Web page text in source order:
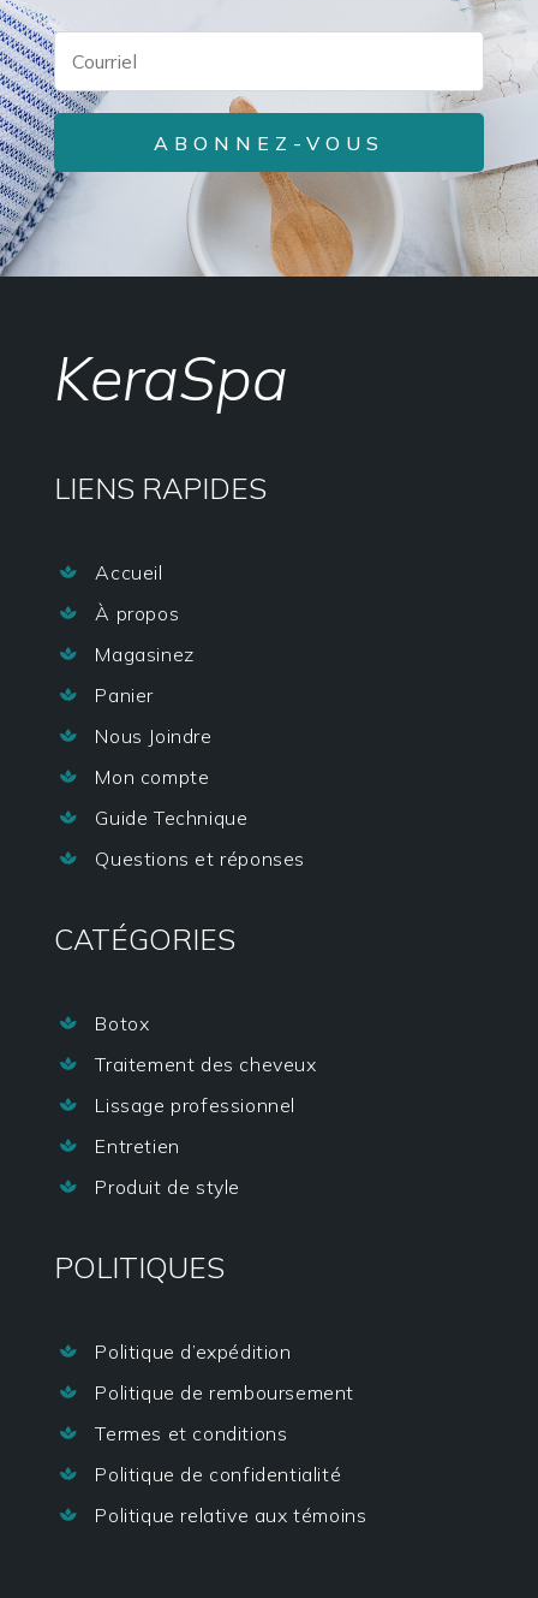
ABONNEZ-VOUS
KeraSpa
LIENS RAPIDES
 Accueil
 À propos
 Magasinez
 Panier
 Nous Joindre
 Mon compte
 Guide Technique
 Questions et réponses
CATÉGORIES
 Botox
 Traitement des cheveux
 Lissage professionnel
 Entretien
 Produit de style
POLITIQUES
 Politique d’expédition
 Politique de remboursement
 Termes et conditions
 Politique de confidentialité
 Politique relative aux témoins